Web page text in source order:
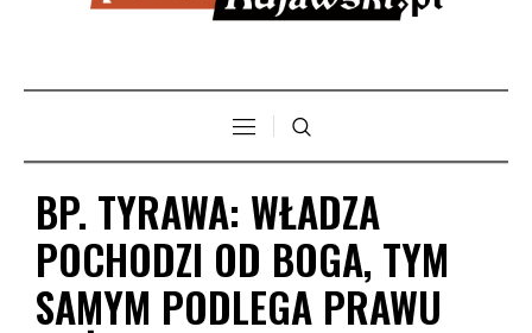
BP. TYRAWA: WŁADZA
POCHODZI OD BOGA, TYM
SAMYM PODLEGA PRAWU